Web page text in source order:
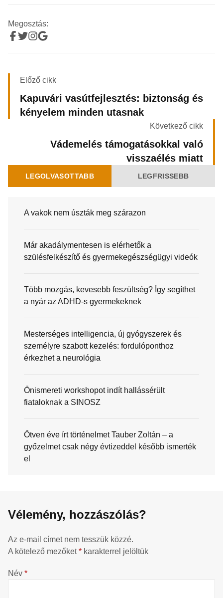
Megosztás:
Előző cikk
Kapuvári vasútfejlesztés: biztonság és
kényelem minden utasnak
Következő cikk
Vádemelés támogatásokkal való
visszaélés miatt
LEGOLVASOTTABB LEGFRISSEBB
A vakok nem úszták meg szárazon
Már akadálymentesen is elérhetők a
szülésfelkészítő és gyermekegészségügyi videók
Több mozgás, kevesebb feszültség? Így segíthet
a nyár az ADHD-s gyermekeknek
Mesterséges intelligencia, új gyógyszerek és
személyre szabott kezelés: fordulóponthoz
érkezhet a neurológia
Önismereti workshopot indít hallássérült
fiataloknak a SINOSZ
Ötven éve írt történelmet Tauber Zoltán – a
győzelmet csak négy évtizeddel később ismerték
el
Vélemény, hozzászólás?
Az e-mail címet nem tesszük közzé.
A kötelező mezőket* karakterrel jelöltük
Név *